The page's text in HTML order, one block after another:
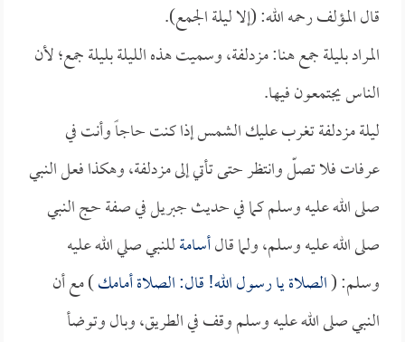
قال المؤلف رحمه الله: (إلا ليلة الجمع).
المراد بليلة جمع هنا: مزدلفة، وسميت هذه الليلة بليلة جمع؛ لأن
الناس يجتمعون فيها.
ليلة مزدلفة تغرب عليك الشمس إذا كنت حاجاً وأنت في
عرفات فلا تصلّ وانتظر حتى تأتي إلى مزدلفة، وهكذا فعل النبي
صلى الله عليه وسلم كما في حديث جبريل في صفة حج النبي
صلى الله عليه وسلم، ولما قالأسامةللنبي صلي الله عليه
وسلم: (الصلاة يا رسول الله! قال: الصلاة أمامك) مع أن
النبي صلى الله عليه وسلم وقف في الطريق، وبال وتوضأ